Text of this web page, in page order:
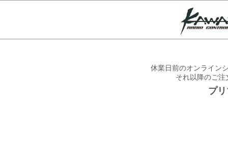
休業日前のオンライン
それ以降のご
プ